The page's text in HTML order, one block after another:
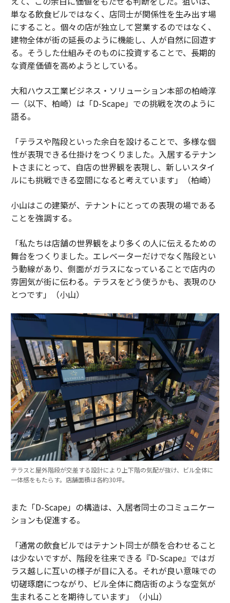
単なる飲食ビルではなく、店同士が関係性を生み出す場
にすること。個々の店が独立して営業するのではなく、
建物全体が街の延長のように機能し、人が自然に回遊す
る。そうした仕組みそのものに投資することで、長期的
な資産価値を高めようとしている。
大和ハウス工業ビジネス・ソリューション本部の柏崎淳
一（以下、柏崎）は「D-Scape」での挑戦を次のように
語る。
「テラスや階段といった余白を設けることで、多様な個
性が表現できる仕掛けをつくりました。入居するテナン
トさまにとって、自店の世界観を表現し、新しいスタイ
ルにも挑戦できる空間になると考えています」（柏崎）
小山はこの建築が、テナントにとっての表現の場である
ことを強調する。
「私たちは店舗の世界観をより多くの人に伝えるための
舞台をつくりました。エレベーターだけでなく階段とい
う動線があり、側面がガラスになっていることで店内の
雰囲気が街に伝わる。テラスをどう使うかも、表現のひ
とつです」（小山）
テラスと屋外階段が交差する設計により上下階の気配が抜け、ビル全体に
一体感をもたらす。店舗面積は各約30坪。
また「D-Scape」の構造は、入居者同士のコミュニケー
ションも促進する。
「通常の飲食ビルではテナント同士が顔を合わせること
は少ないですが、階段を往来できる『D-Scape』ではガ
ラス越しに互いの様子が目に入る。それが良い意味での
切磋琢磨につながり、ビル全体に商店街のような空気が
生まれることを期待しています」（小山）